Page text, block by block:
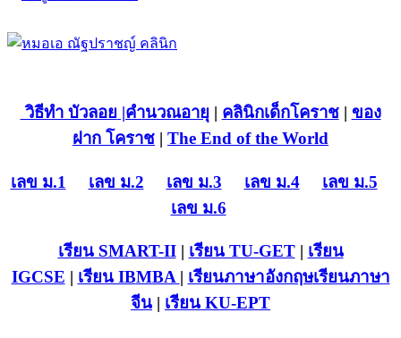
วิธีทำ บัวลอย |คำนวณอายุ | คลินิกเด็กโคราช| ของ
ฝาก โคราช | The End of the World
เลข ม.1 เลข ม.2 เลข ม.3 เลข ม.4
เลข ม.5
เลข ม.6
เรียน SMART-II| เรียน TU-GET| เรียน
IGCSE | เรียน IBMBA | เรียนภาษาอังกฤษเรียนภาษา
จีน | เรียน KU-EPT